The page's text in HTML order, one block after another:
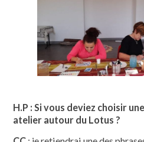
H.P : Si vous deviez choisir
atelier autour du Lotus ?